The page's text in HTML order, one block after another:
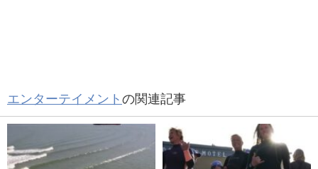
エンターテイメント の関連記事